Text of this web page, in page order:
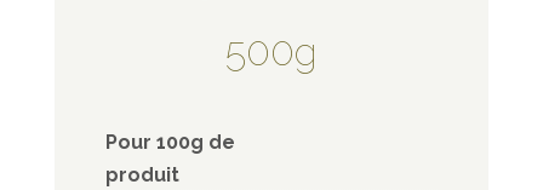
500g
Pour 100g de
produit